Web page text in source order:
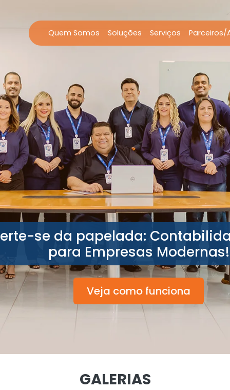
Quem Somos Soluções Serviços Parceiros/
se da papelada:
para Empresas Modernas!
Veja como funciona
GALERIAS